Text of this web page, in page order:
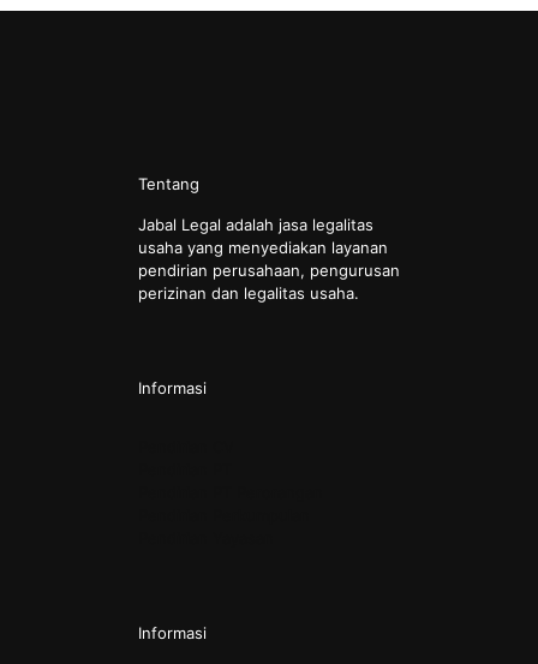
Tentang
Jabal Legal adalah jasa legalitas
usaha yang menyediakan layanan
pendirian perusahaan, pengurusan
perizinan dan legalitas usaha.
Informasi
Informasi